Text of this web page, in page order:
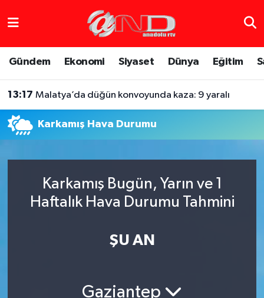
Gündem Ekonomi Siyaset Dünya Eğitim
13:17 Malatya’da düğün konvoyunda kaza: 9 yaralı
Karkamış Hava Durumu
Karkamış Bugün, Yarın ve 1
Haftalık Hava Durumu Tahmini
ŞU AN
Gaziantep
Gündem
Haber Arşivi